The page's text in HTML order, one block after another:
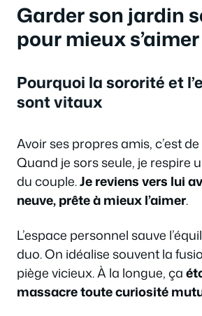
Garder son jardin
pour mieux
Pourquoi la sororité et
sont vitaux
Avoir ses propres amis, c’est de
Quand je sors seule, je respire
du couple.Je reviens vers lui
neuve, prête à mieux l’aimer.
L’espace personnel sauve
duo. On idéalise souvent la
piège vicieux. À la longue, ça
massacre toute curiosité